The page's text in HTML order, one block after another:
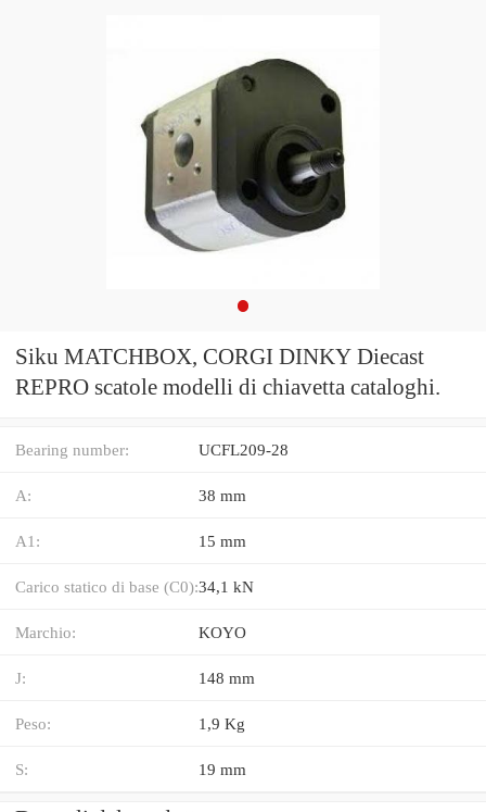
Siku MATCHBOX, CORGI DINKY Diecast
REPRO scatole modelli di chiavetta cataloghi.
Bearing number: UCFL209-28
A: 38 mm
A1: 15 mm
Carico statico di base (C0):34,1 kN
Marchio: KOYO
J: 148 mm
Peso: 1,9 Kg
S: 19 mm